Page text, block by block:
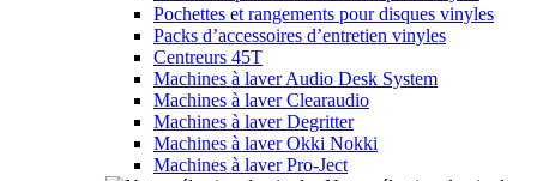
Pochettes et rangements pour disques vinyles
Packs d’accessoires d’entretien vinyles
Centreurs 45T
Machines à laver Audio Desk System
Machines à laver Clearaudio
Machines à laver Degritter
Machines à laver Okki Nokki
Machines à laver Pro-Ject